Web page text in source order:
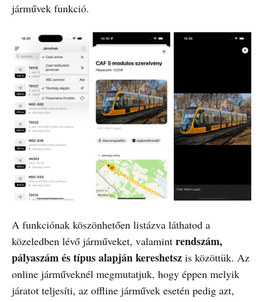
járművek funkció.
A funkciónak köszönhetően listázva láthatod a
közeledben lévő járműveket, valamint rendszám,
pályaszám és típus alapján kereshetsz is közöttük. Az
online járműveknél megmutatjuk, hogy éppen melyik
járatot teljesíti, az offline járművek esetén pedig azt,